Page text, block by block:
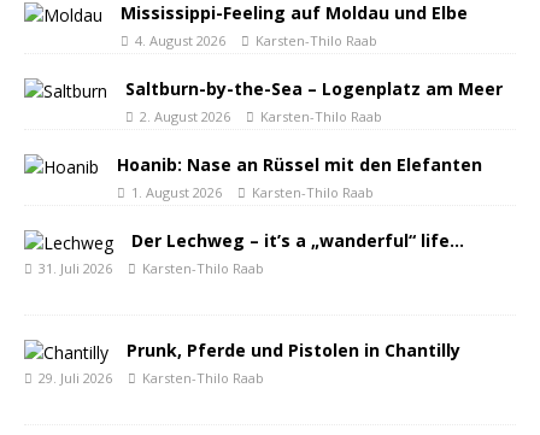
Mississippi-Feeling auf Moldau und Elbe
4. August 2026 Karsten-Thilo Raab
Saltburn-by-the-Sea – Logenplatz am Meer
2. August 2026 Karsten-Thilo Raab
Hoanib: Nase an Rüssel mit den Elefanten
1. August 2026 Karsten-Thilo Raab
Der Lechweg – it’s a „wanderful“ life…
31. Juli 2026 Karsten-Thilo Raab
Prunk, Pferde und Pistolen in Chantilly
29. Juli 2026 Karsten-Thilo Raab